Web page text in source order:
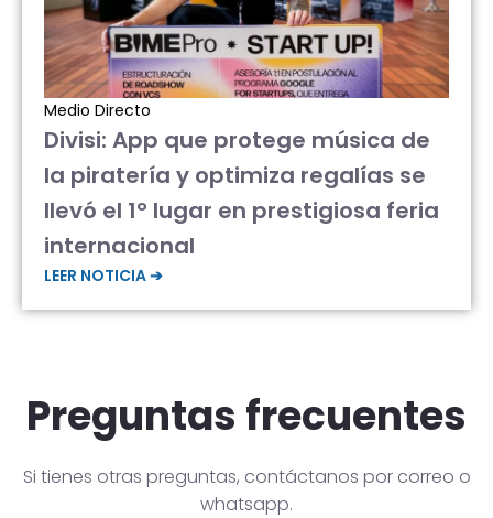
Medio Directo
Divisi: App que protege música de
la piratería y optimiza regalías se
llevó el 1° lugar en prestigiosa feria
internacional
LEER NOTICIA ➔
Preguntas frecuentes
Si tienes otras preguntas, contáctanos por correo o
whatsapp.